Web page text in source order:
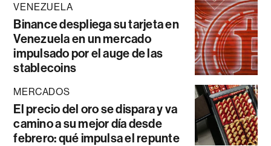
VENEZUELA
Binance despliega su tarjeta en
Venezuela en un mercado
impulsado por el auge de las
stablecoins
MERCADOS
El precio del oro se dispara y va
camino a su mejor día desde
febrero: qué impulsa el repunte